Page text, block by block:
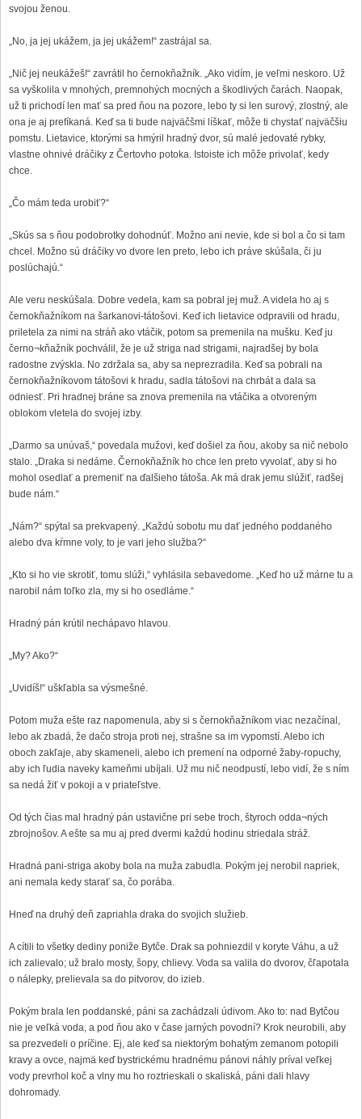
svojou ženou.
„No, ja jej ukážem, ja jej ukážem!“ zastrájal sa.
„Nič jej neukážeš!“ zavrátil ho černokňažník. „Ako vidím, je veľmi neskoro. Už
sa vyškolila v mnohých, premnohých mocných a škodlivých čarách. Naopak,
už ti prichodí len mať sa pred ňou na pozore, lebo ty si len surový, zlostný, ale
ona je aj prefíkaná. Keď sa ti bude najväčšmi líškať, môže ti chystať najväčšiu
pomstu. Lietavice, ktorými sa hmýril hradný dvor, sú malé jedovaté rybky,
vlastne ohnivé dráčiky z Čertovho potoka. Istoiste ich môže privolať, kedy
chce.
„Čo mám teda urobiť?“
„Skús sa s ňou podobrotky dohodnúť. Možno ani nevie, kde si bol a čo si tam
chcel. Možno sú dráčiky vo dvore len preto, lebo ich práve skúšala, či ju
poslúchajú.“
Ale veru neskúšala. Dobre vedela, kam sa pobral jej muž. A videla ho aj s
černokňažníkom na šarkanovi-tátošovi. Keď ich lietavice odpravili od hradu,
priletela za nimi na stráň ako vtáčik, potom sa premenila na mušku. Keď ju
černo¬kňažník pochválil, že je už striga nad strigami, najradšej by bola
radostne zvýskla. No zdržala sa, aby sa neprezradila. Keď sa pobrali na
černokňažníkovom tátošovi k hradu, sadla tátošovi na chrbát a dala sa
odniesť. Pri hradnej bráne sa znova premenila na vtáčika a otvoreným
oblokom vletela do svojej izby.
„Darmo sa unúvaš,“ povedala mužovi, keď došiel za ňou, akoby sa nič nebolo
stalo. „Draka si nedáme. Černokňažník ho chce len preto vyvolať, aby si ho
mohol osedlať a premeniť na ďalšieho tátoša. Ak má drak jemu slúžiť, radšej
bude nám.“
„Nám?“ spýtal sa prekvapený. „Každú sobotu mu dať jedného poddaného
alebo dva kŕmne voly, to je vari jeho služba?“
„Kto si ho vie skrotiť, tomu slúži,“ vyhlásila sebavedome. „Keď ho už márne tu a
narobil nám toľko zla, my si ho osedláme.“
Hradný pán krútil nechápavo hlavou.
„My? Ako?“
„Uvidíš!“ uškľabla sa výsmešné.
Potom muža ešte raz napomenula, aby si s černokňažníkom viac nezačínal,
lebo ak zbadá, že dačo stroja proti nej, strašne sa im vypomstí. Alebo ich
oboch zakľaje, aby skameneli, alebo ich premení na odporné žaby-ropuchy,
aby ich ľudia naveky kameňmi ubíjali. Už mu nič neodpustí, lebo vidí, že s ním
sa nedá žiť v pokoji a v priateľstve.
Od tých čias mal hradný pán ustavične pri sebe troch, štyroch odda¬ných
zbrojnošov. A ešte sa mu aj pred dvermi každú hodinu striedala stráž.
Hradná pani-striga akoby bola na muža zabudla. Pokým jej nerobil napriek,
ani nemala kedy starať sa, čo porába.
Hneď na druhý deň zapriahla draka do svojich služieb.
A cítili to všetky dediny poniže Bytče. Drak sa pohniezdil v koryte Váhu, a už
ich zalievalo; už bralo mosty, šopy, chlievy. Voda sa valila do dvorov, čľapotala
o nálepky, prelievala sa do pitvorov, do izieb.
Pokým brala len poddanské, páni sa zachádzali údivom. Ako to: nad Bytčou
nie je veľká voda, a pod ňou ako v čase jarných povodní? Krok neurobili, aby
sa prezvedeli o príčine. Ej, ale keď sa niektorým bohatým zemanom potopili
kravy a ovce, najmä keď bystrickému hradnému pánovi náhly príval veľkej
vody prevrhol koč a vlny mu ho roztrieskali o skaliská, páni dali hlavy
dohromady.